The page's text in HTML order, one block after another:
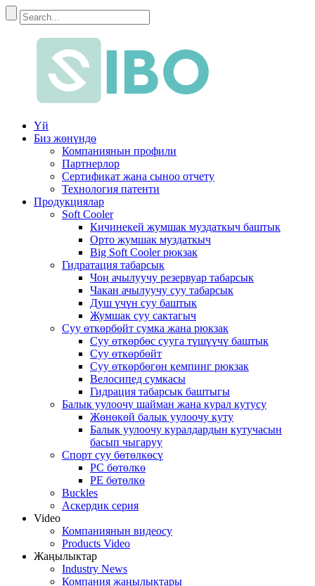
Үй
Биз жөнүндө
Компаниянын профили
Партнерлор
Сертификат жана сыноо отчету
Технология патенти
Продукциялар
Soft Cooler
Кичинекей жумшак муздаткыч баштык
Орто жумшак муздаткыч
Big Soft Cooler рюкзак
Гидратация табарсык
Чоң ачылуучу резервуар табарсык
Чакан ачылуучу суу табарсык
Душ үчүн суу баштык
Жумшак суу сактагыч
Суу өткөрбөйт сумка жана рюкзак
Суу өткөрбөс сууга түшүүчү баштык
Суу өткөрбөйт
Суу өткөрбөгөн кемпинг рюкзак
Велосипед сумкасы
Гидрация табарсык баштыгы
Балык уулоочу шайман жана курал кутусу
Жөнөкөй балык уулоочу куту
Балык уулоочу куралдардын кутучасын
басып чыгаруу
Спорт суу бөтөлкөсү
PC бөтөлкө
PE бөтөлкө
Buckles
Аскердик серия
Video
Компаниянын видеосу
Products Video
Жаңылыктар
Industry News
Компания жаңылыктары